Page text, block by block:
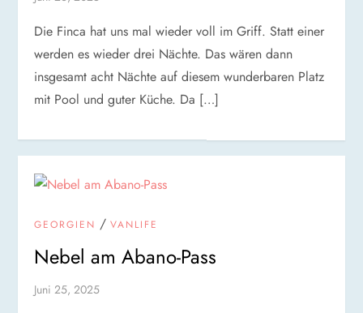
Die Finca hat uns mal wieder voll im Griff. Statt einer
werden es wieder drei Nächte. Das wären dann
insgesamt acht Nächte auf diesem wunderbaren Platz
mit Pool und guter Küche. Da […]
GEORGIEN /VANLIFE
Nebel am Abano-Pass
Juni 25, 2025